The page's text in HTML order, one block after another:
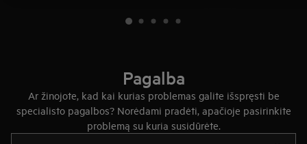
Pagalba
Ar žinojote, kad kai kurias problemas galite išspręsti be
specialisto pagalbos? Norėdami pradėti, apačioje pasirinkite
problemą su kuria susidūrėte.